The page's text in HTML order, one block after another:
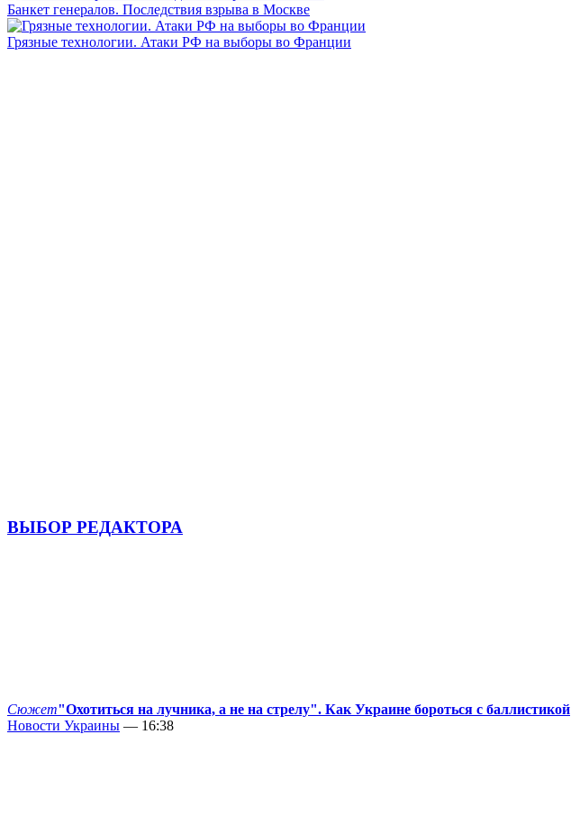
Банкет генералов. Последствия взрыва в Москве
Грязные технологии. Атаки РФ на выборы во Франции
ВЫБОР РЕДАКТОРА
Сюжет"Охотиться на лучника, а не на стрелу". Как Украине бороться с баллистикой
Новости Украины — 16:38